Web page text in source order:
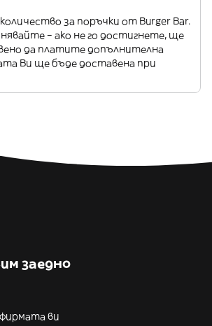
за поръчки от Burger Bar.
– ако не го достигнете, ще
да платите допълнителна
Ви ще бъде доставена при
заедно
ви